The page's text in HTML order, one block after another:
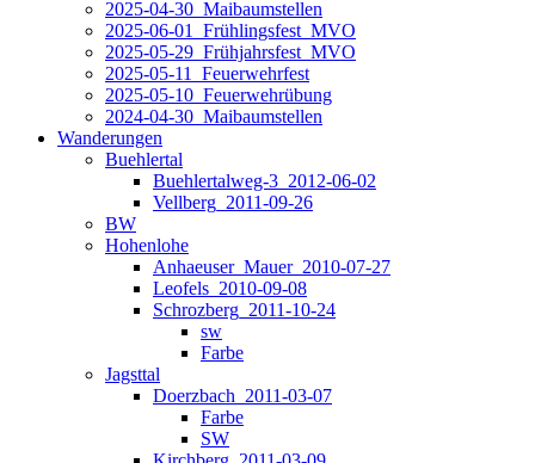
2025-04-30_Maibaumstellen
2025-06-01_Frühlingsfest_MVO
2025-05-29_Frühjahrsfest_MVO
2025-05-11_Feuerwehrfest
2025-05-10_Feuerwehrübung
2024-04-30_Maibaumstellen
Wanderungen
Buehlertal
Buehlertalweg-3_2012-06-02
Vellberg_2011-09-26
BW
Hohenlohe
Anhaeuser_Mauer_2010-07-27
Leofels_2010-09-08
Schrozberg_2011-10-24
sw
Farbe
Jagsttal
Doerzbach_2011-03-07
Farbe
SW